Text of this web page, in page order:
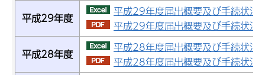
平成29年度
平成29年度届出概要及び手続状
平成29年度届出概要及び手続状
平成28年度
平成28年度届出概要及び手続状
平成28年度届出概要及び手続状